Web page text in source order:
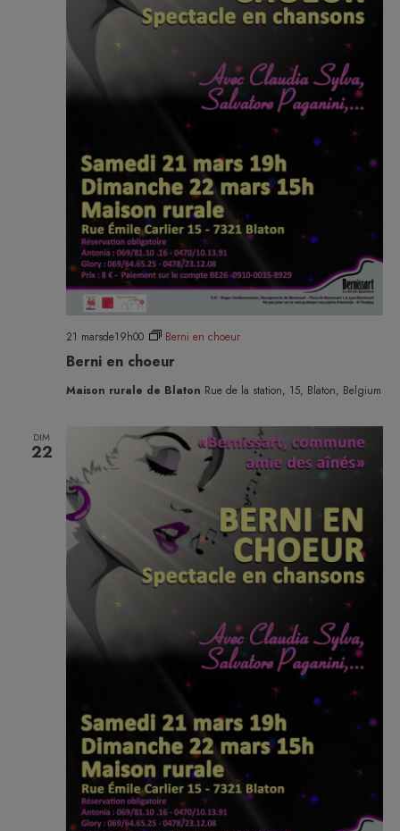
Berni en choeur
21 marsde19h00 Berni en choeur
Maison rurale de Blaton Rue de la station, 15, Blaton, Belgium
DIM
22